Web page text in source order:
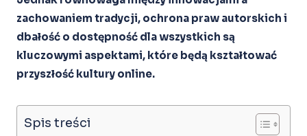
zachowaniem tradycji, ochrona praw autorskich i
dbałość o dostępność dla wszystkich są
kluczowymi aspektami, które będą kształtować
przyszłość kultury online.
Spis treści